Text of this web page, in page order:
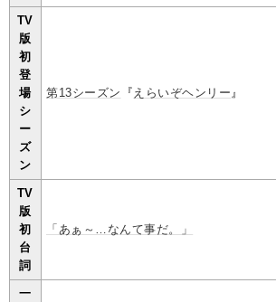
TV
版
初
登
場
シ
ー
ズ
ン
第13シーズン 『 えらいぞヘンリー 』
TV
版
初
台
詞
「あぁ～…なんて事だ。」
一